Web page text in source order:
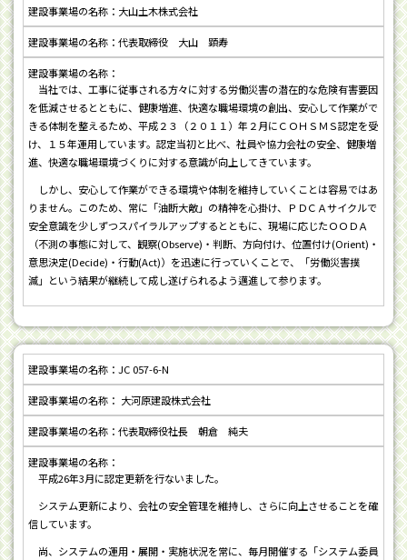
大山土木株式会社
代表取締役 大山 顕寿
当社では、工事に従事される方々に対する労働災害の潜在的な危険有害要因
を低減させるとともに、健康増進、快適な職場環境の創出、安心して作業がで
きる体制を整えるため、平成２３（２０１１）年２月にＣＯＨＳＭＳ認定を受
け、１５年運用しています。認定当初と比べ、社員や協力会社の安全、健康増
進、快適な職場環境づくりに対する意識が向上してきています。
しかし、安心して作業ができる環境や体制を維持していくことは容易ではあ
りません。このため、常に「油断大敵」の精神を心掛け、ＰＤＣＡサイクルで
安全意識を少しずつスパイラルアップするとともに、現場に応じたＯＯＤＡ
（不測の事態に対して、観察(Observe)・判断、方向付け、位置付け(Orient)・
意思決定(Decide)・行動(Act)）を迅速に行っていくことで、「労働災害撲
滅」という結果が継続して成し遂げられるよう邁進して参ります。
JC 057-6-N
大河原建設株式会社
代表取締役社長 朝倉 純夫
平成26年3月に認定更新を行ないました。
システム更新により、会社の安全管理を維持し、さらに向上させることを確
信しています。
尚、システムの運用・展開・実施状況を常に、毎月開催する「システム委員